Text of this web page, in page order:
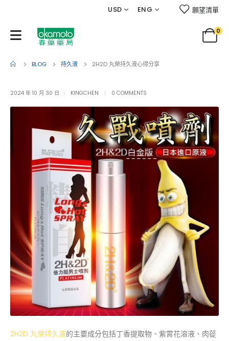
USD ENG 願望清單
0
BLOG 持久液 2H2D 丸榮持久液心得分享
2024 年 10 月 30 日 KINGCHEN 0 COMMENTS
2H2D 丸榮持久液的主要成分包括丁香提取物、紫霄花溶液、肉蓯